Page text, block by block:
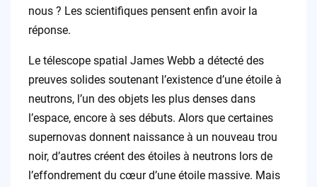
nous ? Les scientifiques pensent enfin avoir la
réponse.
Le télescope spatial James Webb a détecté des
preuves solides soutenant l’existence d’une étoile à
neutrons, l’un des objets les plus denses dans
l’espace, encore à ses débuts. Alors que certaines
supernovas donnent naissance à un nouveau trou
noir, d’autres créent des étoiles à neutrons lors de
l’effondrement du cœur d’une étoile massive. Mais